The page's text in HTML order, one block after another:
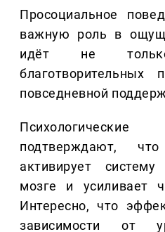
Просоциальное
важную роль в
идёт не
повседневной
подтверждают,
активирует
мозге и усиливает
Интересно, что
зависимости от